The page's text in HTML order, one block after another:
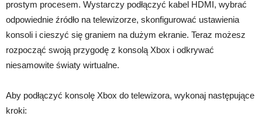
prostym procesem. Wystarczy podłączyć kabel HDMI, wybrać
odpowiednie źródło na telewizorze, skonfigurować ustawienia
konsoli i cieszyć się graniem na dużym ekranie. Teraz możesz
rozpocząć swoją przygodę z konsolą Xbox i odkrywać
niesamowite światy wirtualne.
Aby podłączyć konsolę Xbox do telewizora, wykonaj następujące
kroki: